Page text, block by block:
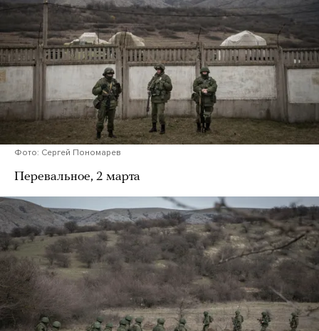
Фото: Сергей Пономарев
Перевальное, 2 марта